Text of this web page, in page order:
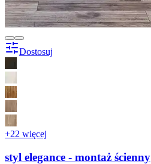
Dostosuj
+22 więcej
styl elegance - montaż ścienny